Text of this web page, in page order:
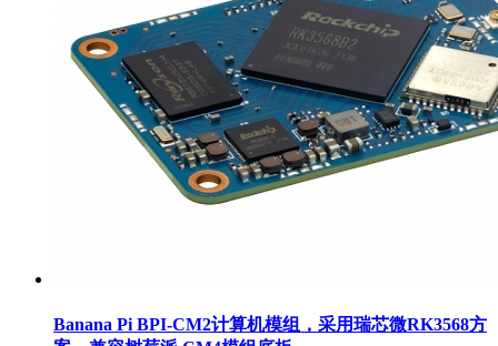
Banana Pi BPI-CM2计算机模组，采用瑞芯微RK3568方